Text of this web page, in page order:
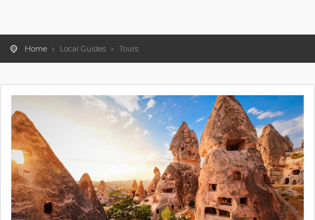
Home Local Guides Tours